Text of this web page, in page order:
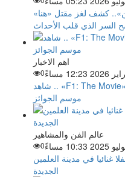
كشف لغز مقتل «هنا»
السر الذي قلب الأحداث
اهم الاخبار
0
شاهد .. «F1: The Movie» يعود بجزء ثانٍ بعد نجاح لافت في
موسم الجوائز
عالم الفن والمشاهير
0
في مدينة العلمين
الجديدة